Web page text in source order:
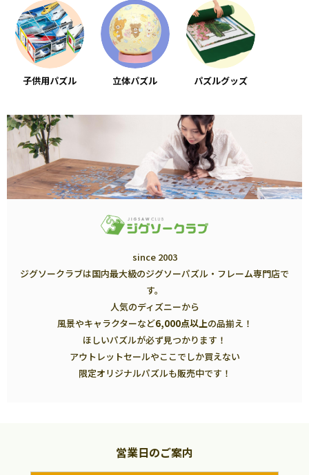
子供用パズル 立体パズル パズルグッズ
since 2003
ジグソークラブは国内最大級のジグソーパズル・フレーム専門店で
す。
人気のディズニーから
風景やキャラクターなど6,000点以上の品揃え！
ほしいパズルが必ず見つかります！
アウトレットセールやここでしか買えない
限定オリジナルパズルも販売中です！
営業日のご案内